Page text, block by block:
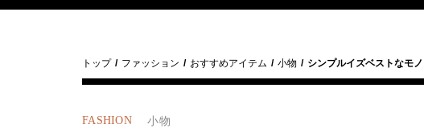
トップ ファッション おすすめアイテム 小物 シンプルイズベストなモ
FASHION 小物